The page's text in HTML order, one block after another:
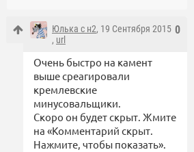
0
Юлька с н2, 19 Сентября 2015
, url
Очень быстро на камент
выше среагировали
кремлевские
минусовальщики.
Скоро он будет скрыт. Жмите
на «Комментарий скрыт.
Нажмите, чтобы показать».